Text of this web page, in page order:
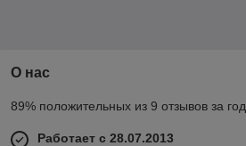
О нас
89% положительных из 9 отзывов за год
Работает с 28.07.2013